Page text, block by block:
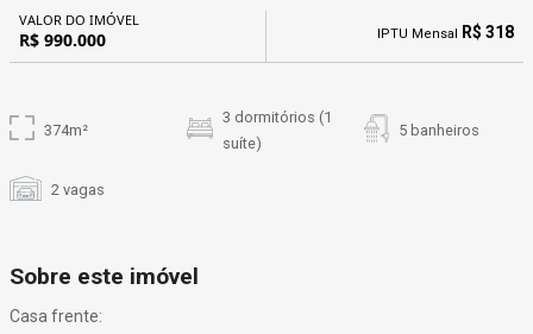
VALOR DO IMÓVEL
R$ 990.000 IPTU Mensal R$ 318
374m²
3 dormitórios (1
suíte)
5 banheiros
2 vagas
Sobre este imóvel
Casa frente: